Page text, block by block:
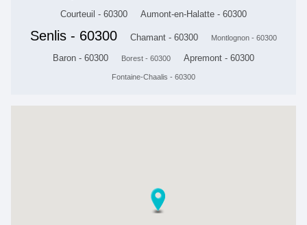
Courteuil - 60300 Aumont-en-Halatte - 60300
Senlis - 60300 Chamant - 60300 Montlognon - 60300
Baron - 60300 Borest - 60300 Apremont - 60300
Fontaine-Chaalis - 60300